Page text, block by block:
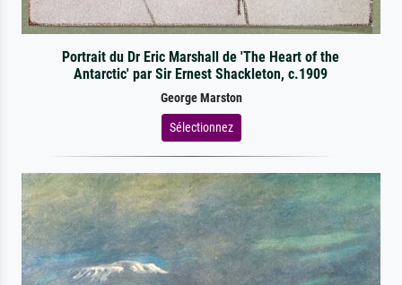
Portrait du Dr Eric Marshall de 'The Heart of the
Antarctic' par Sir Ernest Shackleton, c.1909
George Marston
Sélectionnez